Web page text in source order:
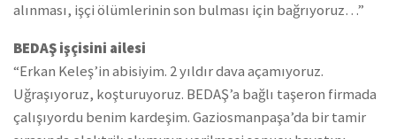
alınması, işçi ölümlerinin son bulması için bağrıyoruz…”
BEDAŞ işçisini ailesi
“Erkan Keleş’in abisiyim. 2 yıldır dava açamıyoruz.
Uğraşıyoruz, koşturuyoruz. BEDAŞ’a bağlı taşeron firmada
çalışıyordu benim kardeşim. Gaziosmanpaşa’da bir tamir